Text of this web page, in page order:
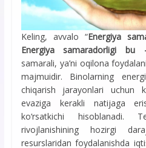
Keling, avvalo “Energiya
Energiya samaradorligi
samarali, ya’ni oqilona
majmuidir. Binolarning
chiqarish jarayonlari uchun
evaziga kerakli natijaga
ko‘rsatkichi hisoblanadi.
rivojlanishining hozirgi
resurslaridan foydalanishda